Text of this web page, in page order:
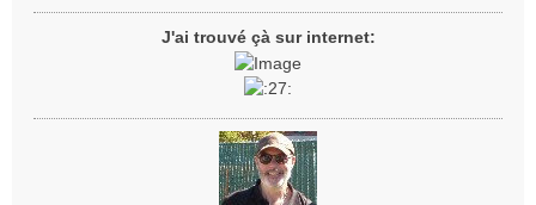
e
e
J'ai trouvé çà sur internet: